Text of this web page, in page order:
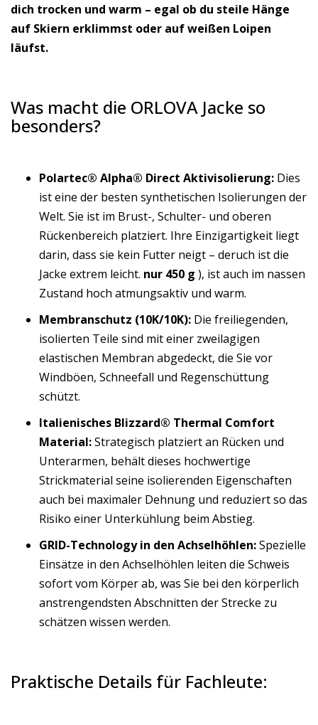
dich trocken und warm – egal ob du steile Hänge
auf Skiern erklimmst oder auf weißen Loipen
läufst.
Was macht die ORLOVA Jacke so
besonders?
Polartec® Alpha® Direct Aktivisolierung: Dies
ist eine der besten synthetischen Isolierungen der
Welt. Sie ist im Brust-, Schulter- und oberen
Rückenbereich platziert. Ihre Einzigartigkeit liegt
darin, dass sie kein Futter neigt – deruch ist die
Jacke extrem leicht. nur 450 g ), ist auch im nassen
Zustand hoch atmungsaktiv und warm.
Membranschutz (10K/10K): Die freiliegenden,
isolierten Teile sind mit einer zweilagigen
elastischen Membran abgedeckt, die Sie vor
Windböen, Schneefall und Regenschüttung
schützt.
Italienisches Blizzard® Thermal Comfort
Material:Strategisch platziert an Rücken und
Unterarmen, behält dieses hochwertige
Strickmaterial seine isolierenden Eigenschaften
auch bei maximaler Dehnung und reduziert so das
Risiko einer Unterkühlung beim Abstieg.
GRID-Technology in den Achselhöhlen:Spezielle
Einsätze in den Achselhöhlen leiten die Schweis
sofort vom Körper ab, was Sie bei den körperlich
anstrengendsten Abschnitten der Strecke zu
schätzen wissen werden.
Praktische Details für Fachleute: